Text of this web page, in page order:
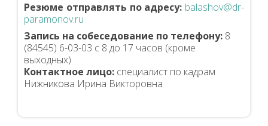
Резюме отправлять по адресу: balashov@dr-
paramonov.ru
Запись на собеседование по телефону: 8
(84545) 6-03-03 с 8 до 17 часов (кроме
выходных)
Контактное лицо: специалист по кадрам
Нижникова Ирина Викторовна